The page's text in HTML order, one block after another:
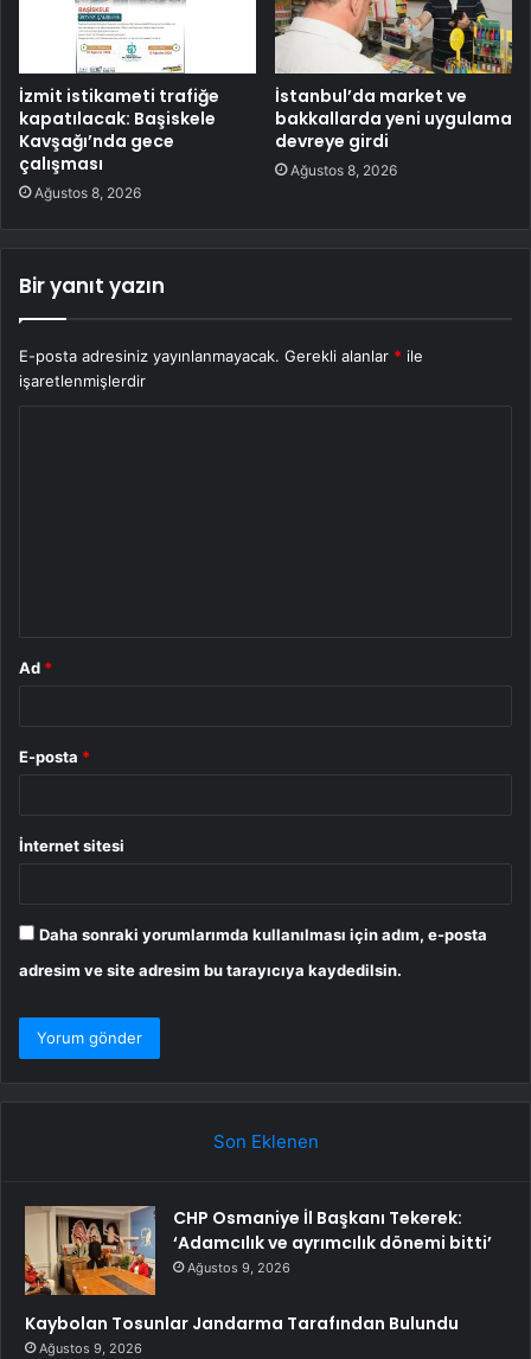
İzmit istikameti trafiğe
kapatılacak: Başiskele
Kavşağı’nda gece
çalışması
Ağustos 8, 2026
İstanbul’da market ve
bakkallarda yeni uygulama
devreye girdi
Ağustos 8, 2026
Bir yanıt yazın
E-posta adresiniz yayınlanmayacak. Gerekli alanlar * ile
işaretlenmişlerdir
Ad *
E-posta *
İnternet sitesi
Daha sonraki yorumlarımda kullanılması için adım, e-posta
adresim ve site adresim bu tarayıcıya kaydedilsin.
Son Eklenen
CHP Osmaniye İl Başkanı Tekerek:
‘Adamcılık ve ayrımcılık dönemi bitti’
Ağustos 9, 2026
Kaybolan Tosunlar Jandarma Tarafından Bulundu
Ağustos 9, 2026